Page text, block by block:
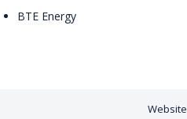
BTE Energy
Website